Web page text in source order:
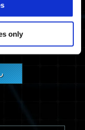
only
نعتذر عن
وتعاونك.